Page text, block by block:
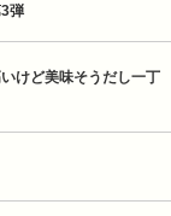
弾
けど美味そうだし一丁